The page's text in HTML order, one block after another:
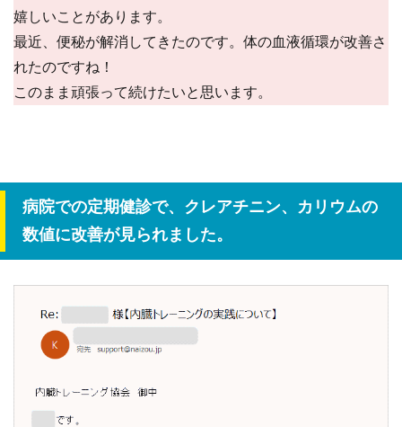
嬉しいことがあります。
最近、便秘が解消してきたのです。体の血液循環が改善さ
れたのですね！
このまま頑張って続けたいと思います。
病院での定期健診で、クレアチニン、カリウムの
数値に改善が見られました。